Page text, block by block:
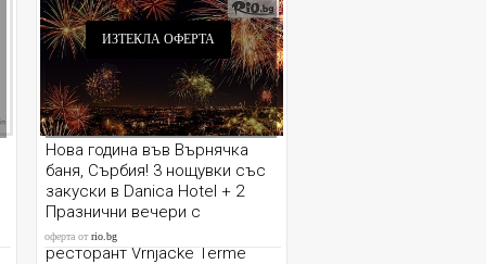
ИЗТЕКЛА ОФЕРТА
Нова година във Върнячка
баня, Сърбия! 3 нощувки със
закуски в Danica Hotel + 2
Празнични вечери с
НЕОГРАНИЧЕНИ напитки в
ресторант Vrnjacke Terme
оферта от rio.bg